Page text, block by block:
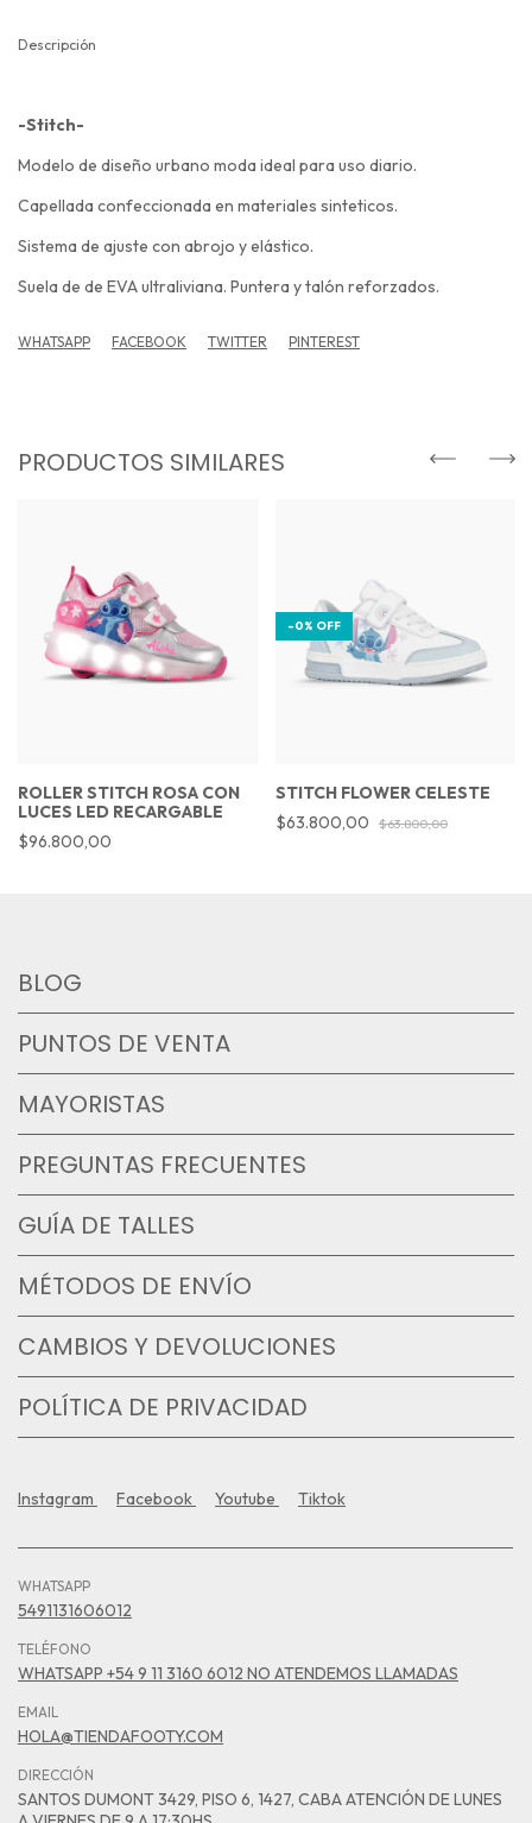
Descripción
-Stitch-
Modelo de diseño urbano moda ideal para uso diario.
Capellada confeccionada en materiales sinteticos.
Sistema de ajuste con abrojo y elástico.
Suela de de EVA ultraliviana. Puntera y talón reforzados.
WHATSAPP FACEBOOK TWITTER PINTEREST
PRODUCTOS SIMILARES
ROLLER STITCH ROSA CON
LUCES LED RECARGABLE
$96.800,00
-0% OFF
STITCH FLOWER CELESTE
$63.800,00
$63.800,00
BLOG
PUNTOS DE VENTA
MAYORISTAS
PREGUNTAS FRECUENTES
GUÍA DE TALLES
MÉTODOS DE ENVÍO
CAMBIOS Y DEVOLUCIONES
POLÍTICA DE PRIVACIDAD
Instagram Facebook Youtube Tiktok
WHATSAPP
5491131606012
TELÉFONO
WHATSAPP +54 9 11 3160 6012 NO ATENDEMOS LLAMADAS
EMAIL
HOLA@TIENDAFOOTY.COM
DIRECCIÓN
SANTOS DUMONT 3429, PISO 6, 1427, CABA ATENCIÓN DE LUNES